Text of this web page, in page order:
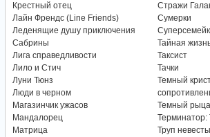
Крестный отец
Лайн Френдс (Line Friends)
Леденящие душу приключения
Сабрины
Лига справедливости
Лило и Стич
Луни Тюнз
Люди в черном
Магазинчик ужасов
Мандалорец
Матрица
Стражи
Сумерки
Тайная
Таксист
Тачки
Темный
Темный
Терминатор:
Труп невесты